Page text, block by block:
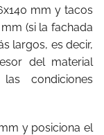
mm y tacos
(si la fachada
largos, es decir,
del material
condiciones
y posiciona el